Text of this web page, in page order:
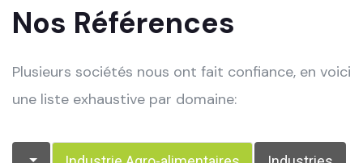
Nos Références
Plusieurs sociétés nous ont fait confiance, en voici
une liste exhaustive par domaine: